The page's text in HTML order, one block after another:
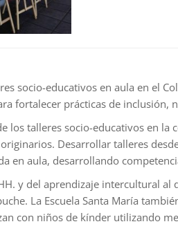
socio-educativos en aula en el
fortalecer prácticas de inclusión,
los talleres socio-educativos en
Desarrollar talleres
en aula, desarrollando
y del aprendizaje intercultural al
La Escuela Santa María
con niños de kínder utilizando